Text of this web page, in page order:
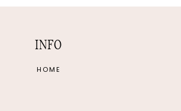
INFO
HOME